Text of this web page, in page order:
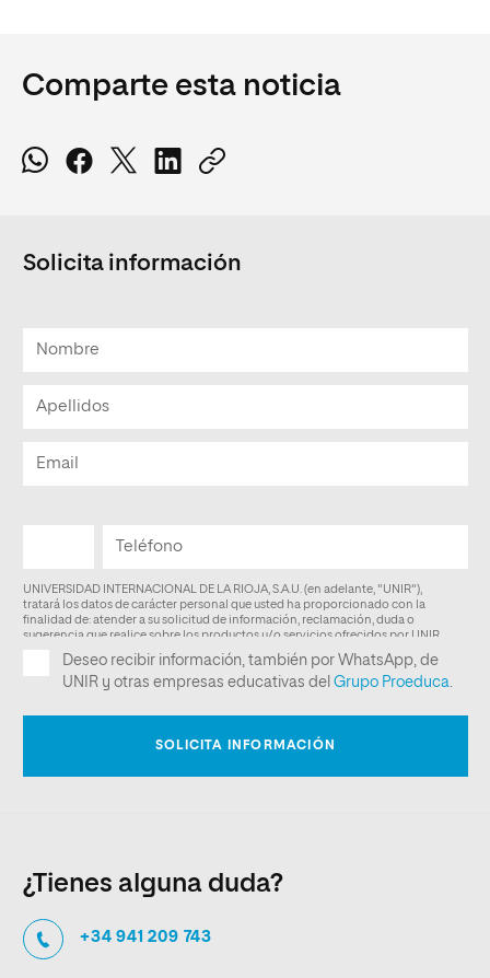
Comparte esta noticia
Solicita información
¿Tienes alguna duda?
+34 941 209 743